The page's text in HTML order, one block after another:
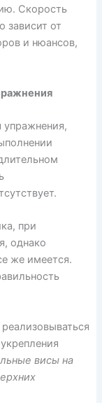
Скорость
зависит от
и нюансов,
упражнения,
при
однако
же имеется.
висы на